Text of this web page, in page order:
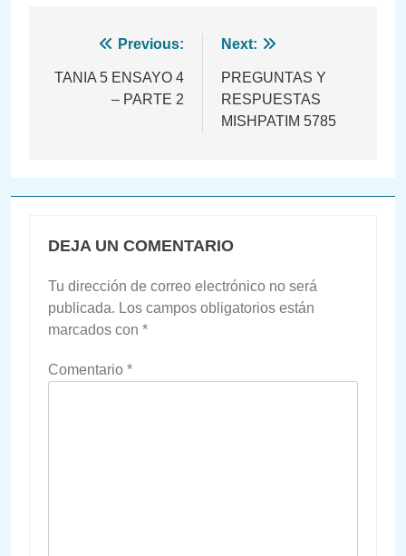
Navegación
de
Previous:
TANIA 5 ENSAYO 4
– PARTE 2
Next:
PREGUNTAS Y
RESPUESTAS
MISHPATIM 5785
DEJA UN COMENTARIO
Tu dirección de correo electrónico no será
publicada. Los campos obligatorios están
marcados con *
Comentario *